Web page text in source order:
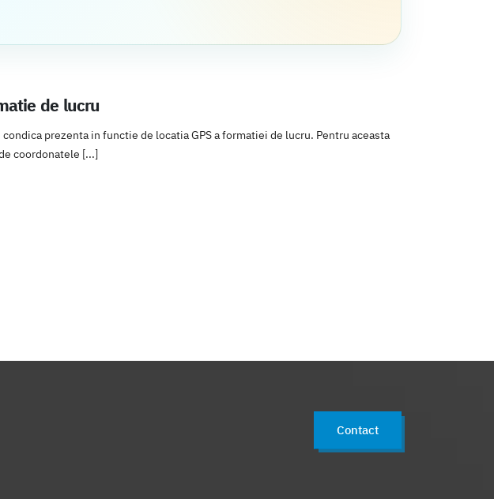
de lucru
prezenta in functie de locatia GPS a formatiei de lucru. Pentru aceasta
coordonatele [...]
Contact